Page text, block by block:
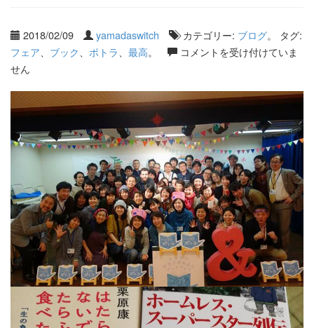
2018/02/09 yamadaswitch カテゴリー: ブログ。 タグ:
フェア
ブック ポトラ 最高。
コメントを受け付けていま
せん